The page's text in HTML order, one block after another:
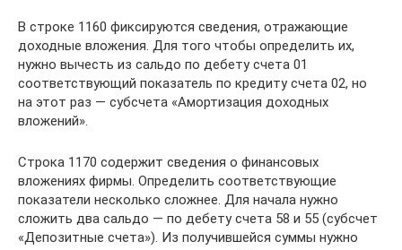
В строке 1160 фиксируются сведения, отражающие
доходные вложения. Для того чтобы определить их,
нужно вычесть из сальдо по дебету счета 01
соответствующий показатель по кредиту счета 02, но
на этот раз — субсчета «Амортизация доходных
вложений».
Строка 1170 содержит сведения о финансовых
вложениях фирмы. Определить соответствующие
показатели несколько сложнее. Для начала нужно
сложить два сальдо — по дебету счета 58 и 55 (субсчет
«Депозитные счета»). Из получившейся суммы нужно